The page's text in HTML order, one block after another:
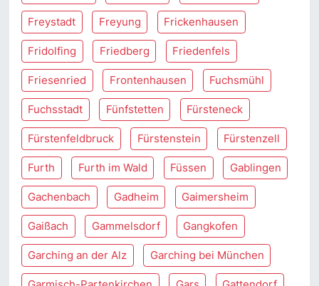
Freystadt Freyung Frickenhausen
Fridolfing Friedberg Friedenfels
Friesenried Frontenhausen Fuchsmühl
Fuchsstadt Fünfstetten Fürsteneck
Fürstenfeldbruck Fürstenstein Fürstenzell
Furth Furth im Wald Füssen Gablingen
Gachenbach Gadheim Gaimersheim
Gaißach Gammelsdorf Gangkofen
Garching an der Alz Garching bei München